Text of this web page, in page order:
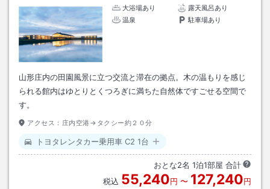
大浴場あり
露天風呂あり
温泉
駐車場あり
山形庄内の田園風景に立つ交流と滞在の拠点。木の温もりを感じ
られる館内はゆとりとくつろぎに満ちた自然体ですごせる空間で
す。
アクセス： 庄内空港→タクシー約２０分
トヨタレンタカー乗用車 C2 1台
おとな2名 1泊1部屋 合計
税込 55,240円 〜 127,240円